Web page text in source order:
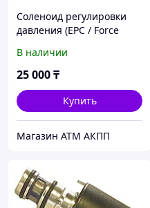
Соленоид регулировки
давления (EPC / Force
автоматических коробок
передач концерна GM.
В наличии
25 000₸
Купить
Магазин АТМ АКПП